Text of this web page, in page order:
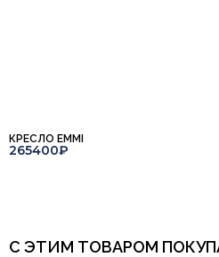
КРЕСЛО EMMI
265400₽
С ЭТИМ ТОВАРОМ